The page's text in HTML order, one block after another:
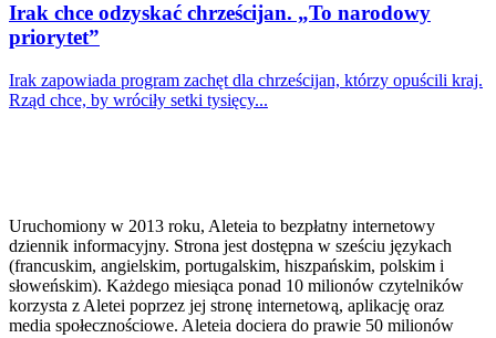
Irak chce odzyskać chrześcijan. „To narodowy
priorytet”
Irak zapowiada program zachęt dla chrześcijan, którzy opuścili kraj.
Rząd chce, by wróciły setki tysięcy...
Uruchomiony w 2013 roku, Aleteia to bezpłatny internetowy
dziennik informacyjny. Strona jest dostępna w sześciu językach
(francuskim, angielskim, portugalskim, hiszpańskim, polskim i
słoweńskim). Każdego miesiąca ponad 10 milionów czytelników
korzysta z Aletei poprzez jej stronę internetową, aplikację oraz
media społecznościowe. Aleteia dociera do prawie 50 milionów